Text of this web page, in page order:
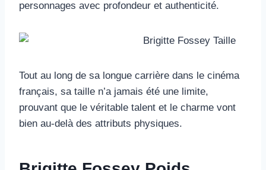
personnages avec profondeur et authenticité.
Tout au long de sa longue carrière dans le cinéma
français, sa taille n’a jamais été une limite,
prouvant que le véritable talent et le charme vont
bien au-delà des attributs physiques.